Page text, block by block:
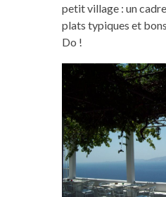
petit village : un
plats typiques et
Do !